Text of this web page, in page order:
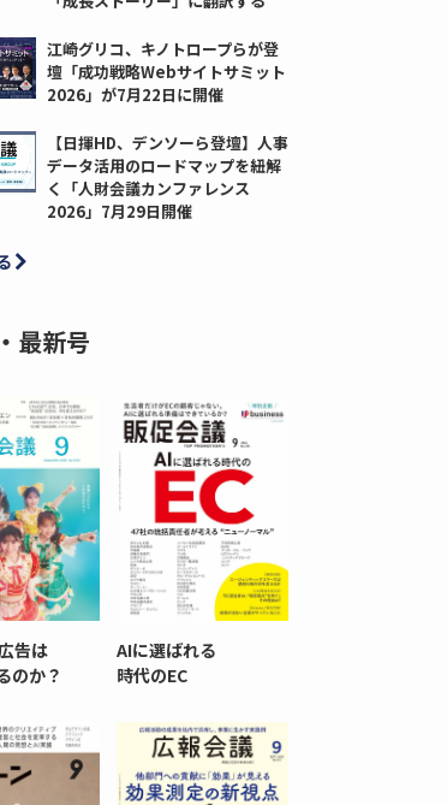
江崎グリコ、キノトロープらが登
壇「成功戦略Webサイトサミット
2026」が7月22日に開催
【日揮HD、デンソーら登壇】人事
データ活用のロードマップを紐解
く「人財会議カンファレンス
2026」7月29日開催
最新号
告は
のか？
AIに選ばれる
時代のEC